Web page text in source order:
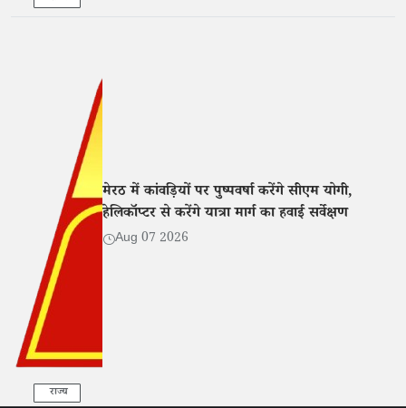
राज्य
मेरठ में कांवड़ियों पर पुष्पवर्षा करेंगे सीएम योगी,
हेलिकॉप्टर से करेंगे यात्रा मार्ग का हवाई सर्वेक्षण
Aug 07 2026